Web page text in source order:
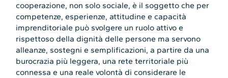
cooperazione, non solo sociale, è il soggetto che per
competenze, esperienze, attitudine e capacità
imprenditoriale può svolgere un ruolo attivo e
rispettoso della dignità delle persone ma servono
alleanze, sostegni e semplificazioni, a partire da una
burocrazia più leggera, una rete territoriale più
connessa e una reale volontà di considerare le